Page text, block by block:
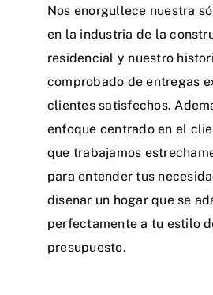
Nos enorgullece nuestra
en la industria de la
residencial y nuestro
comprobado de entregas
clientes satisfechos.
enfoque centrado en el
que trabajamos
para entender tus
diseñar un hogar que se
perfectamente a tu estilo
presupuesto.